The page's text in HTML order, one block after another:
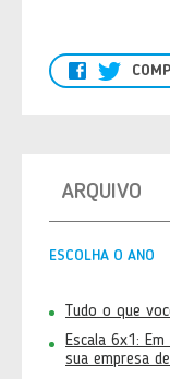
ARQUIVO
ESCOLHA O ANO
Tudo o que
Escala 6x1:
sua empresa